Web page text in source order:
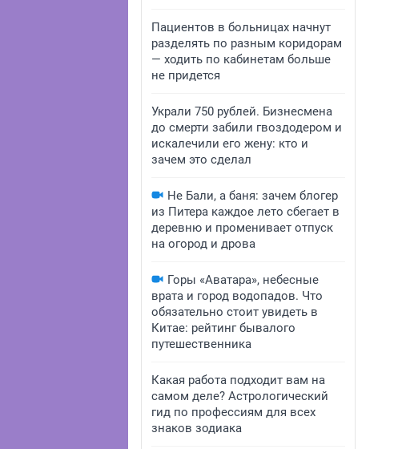
Пациентов в больницах начнут
разделять по разным коридорам
— ходить по кабинетам больше
не придется
Украли 750 рублей. Бизнесмена
до смерти забили гвоздодером и
искалечили его жену: кто и
зачем это сделал
Не Бали, а баня: зачем блогер
из Питера каждое лето сбегает в
деревню и променивает отпуск
на огород и дрова
Горы «Аватара», небесные
врата и город водопадов. Что
обязательно стоит увидеть в
Китае: рейтинг бывалого
путешественника
Какая работа подходит вам на
самом деле? Астрологический
гид по профессиям для всех
знаков зодиака